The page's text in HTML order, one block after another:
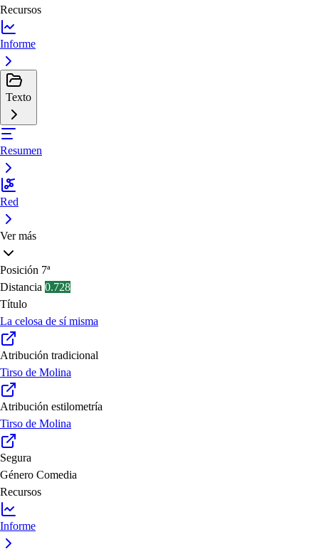
Recursos
Informe
Texto
Resumen
Red
Ver más
Posición 7ª
Distancia 0.728
Título
La celosa de sí misma
Atribución tradicional
Tirso de Molina
Atribución estilometría
Tirso de Molina
Segura
Género Comedia
Recursos
Informe